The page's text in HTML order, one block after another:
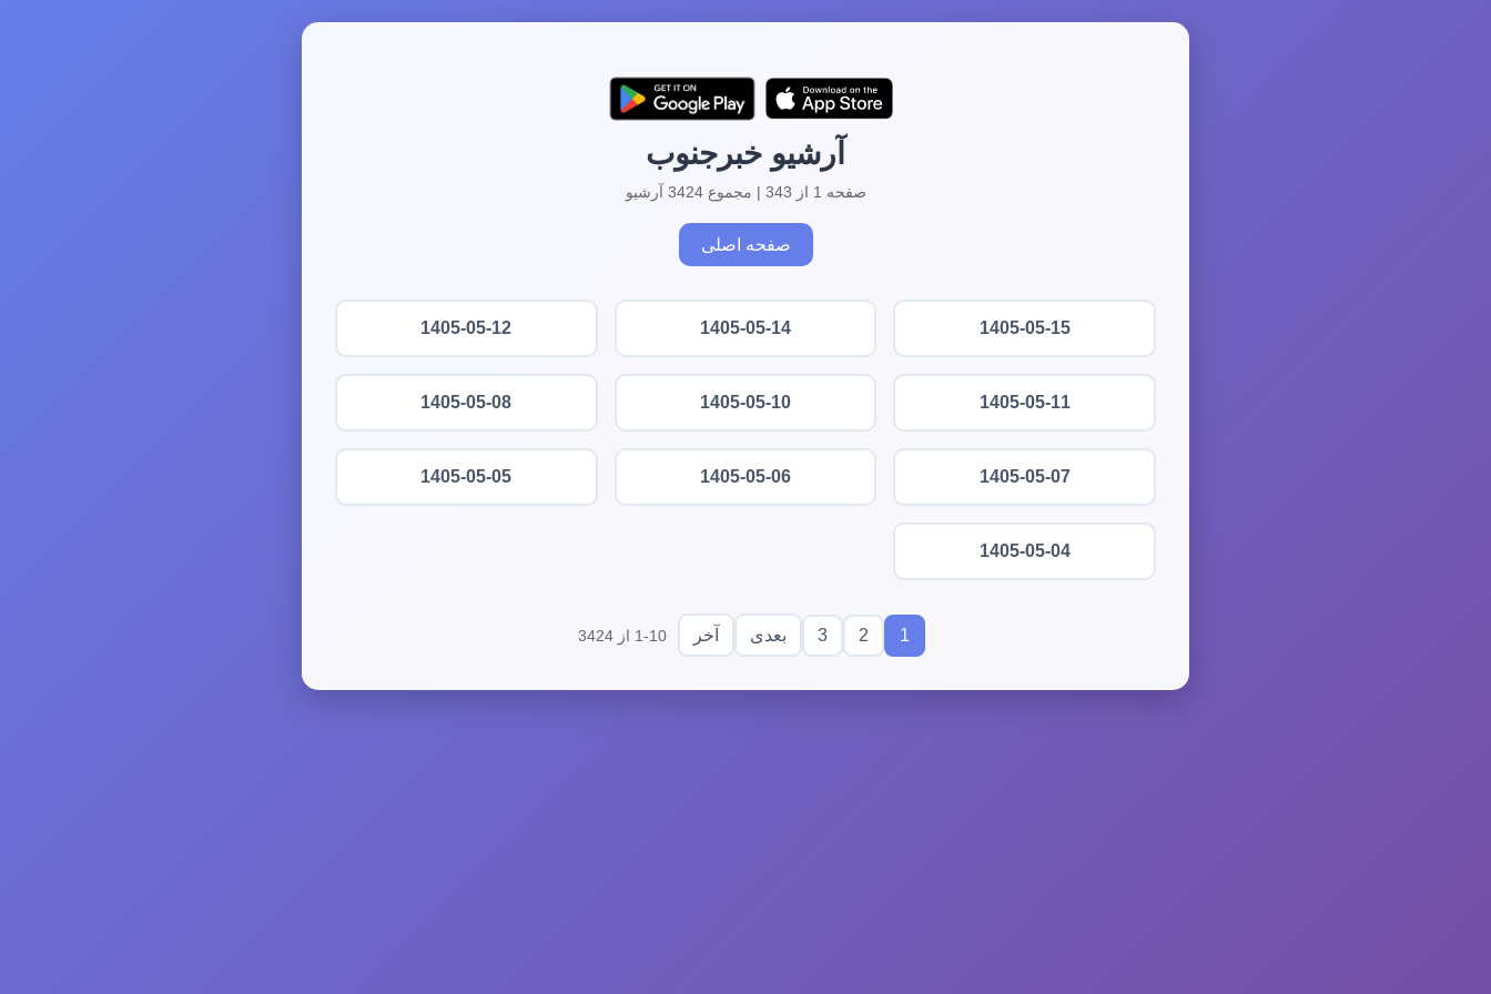
آرشیو خبرجنوب
صفحه 1 از 343 | مجموع 3424 آرشیو
صفحه اصلی
1405-05-15
1405-05-14
1405-05-12
1405-05-11
1405-05-10
1405-05-08
1405-05-07
1405-05-06
1405-05-05
1405-05-04
1
2
3 بعدی آخر 1-10 از 3424